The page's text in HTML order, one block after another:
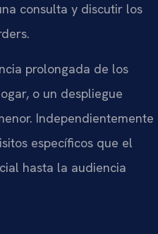
consulta y discutir los
prolongada de los
o un despliegue
Independientemente
específicos que el
hasta la audiencia